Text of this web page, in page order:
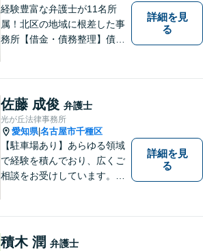
経験豊富な弁護士が11名所
属！北区の地域に根差した事
務所【借金・債務整理】債務
対応【相続・遺言】他士業と
も連携【平安通駅1分】
詳細を見
る
佐藤 成俊 弁護士
光が丘法律事務所
愛知県|名古屋市千種区
【駐車場あり】あらゆる領域
で経験を積んでおり、広くご
相談をお受けしています。ご
ブル解決に対応いたします。
詳細を見
る
積木 潤 弁護士